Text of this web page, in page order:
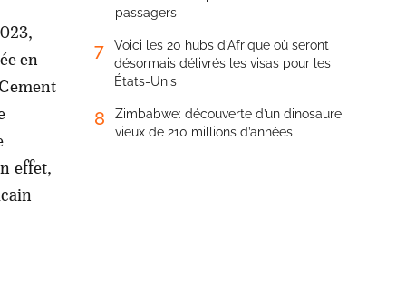
en
effet,
passagers
7
Voici les 20 hubs d’Afrique où seront
désormais délivrés les visas pour les
États-Unis
8
Zimbabwe: découverte d’un dinosaure
vieux de 210 millions d’années